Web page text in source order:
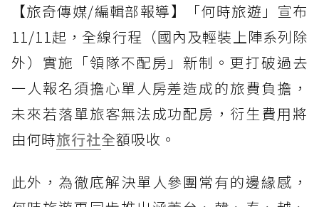
【旅奇傳媒/編輯部報導】「何時旅遊」宣布
11/11起，全線行程（國內及輕裝上陣系列除
外）實施「領隊不配房」新制。更打破過去
一人報名須擔心單人房差造成的旅費負擔，
未來若落單旅客無法成功配房，衍生費用將
由何時旅行社全額吸收。
此外，為徹底解決單人參團常有的邊緣感，